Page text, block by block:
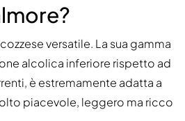
versatile. La sua gamma
alcolica inferiore rispetto ad
è estremamente adatta a
piacevole, leggero ma ricco